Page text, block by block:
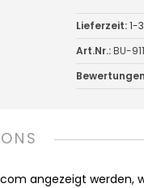
Lieferzeit:1-
Art.Nr.:BU-
angezeigt